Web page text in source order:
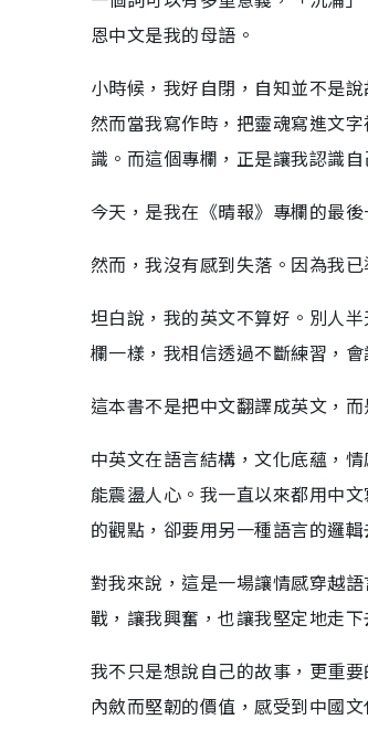
恩中文是我的母語。
小時候，我好自閉，自知並不是
然而當我寫作時，把靈魂寫進文
識。而這個專欄，正是讓我認識自
今天，是我在《晴報》專欄的最
然而，我沒有感到失落。因為我
坦白說，我的英文不算好。別人
欄一樣，我相信透過不斷練習，
這本書不是把中文翻譯成英文，
中英文在語言結構，文化底蘊，
能震盪人心。我一直以來都用中
的觀點，卻要用另一種語言的邏輯
對我來說，這是一場讓情感穿越
戰，讓我興奮，也讓我堅定地走下
我不只是想說自己的故事，更重
內斂而堅韌的價值，感受到中國文